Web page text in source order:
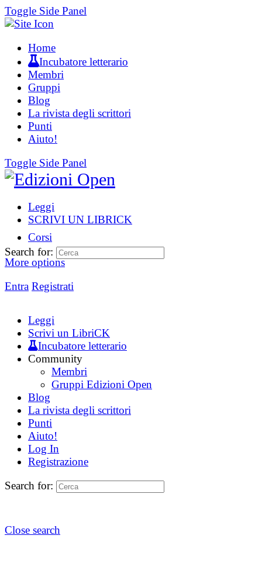
Toggle Side Panel
Home
Incubatore letterario
Membri
Gruppi
Blog
La rivista degli scrittori
Punti
Aiuto!
Toggle Side Panel
Leggi
SCRIVI UN LIBRICK
Corsi
More options
Entra Registrati
Search for:
Leggi
Scrivi un LibriCK
Incubatore letterario
Community
Membri
Gruppi Edizioni Open
Blog
La rivista degli scrittori
Punti
Aiuto!
Log In
Registrazione
Search for:
Close search